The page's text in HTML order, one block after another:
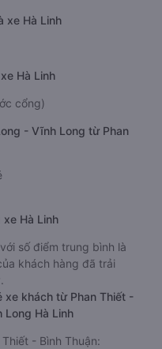
xe Hà Linh
Hà Linh
cổng)
- Vĩnh Long từ Phan
Hà Linh
số điểm trung bình là
khách hàng đã trải
xe khách từ Phan Thiết -
Long Hà Linh
- Bình Thuận: